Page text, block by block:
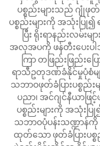
ပစ္စည်းများသည် ဂျုံ
ပစ္စည်းများကို အသုံးပြု
ပြီး ရိုးရာနည်းလမ်း
အလှအပကို ဖန်တီးပေးပ
ကြာ တဖြည်းဖြည်းပ
ရာသီဥတုဒဏ်ခံနိုင်မှုပုံစံမ
သဘာဝဖုတ်ခံပြားပစ္စည်
ပညာ၊ အင်ဂျင်နီယာဖြ
ပစ္စည်းများကို အသုံးပ
သဘာဝပုံပန်းသဏ္ဍာန်ကို
ထုတ်သော ဖုတ်ခံပြားပစ္စ